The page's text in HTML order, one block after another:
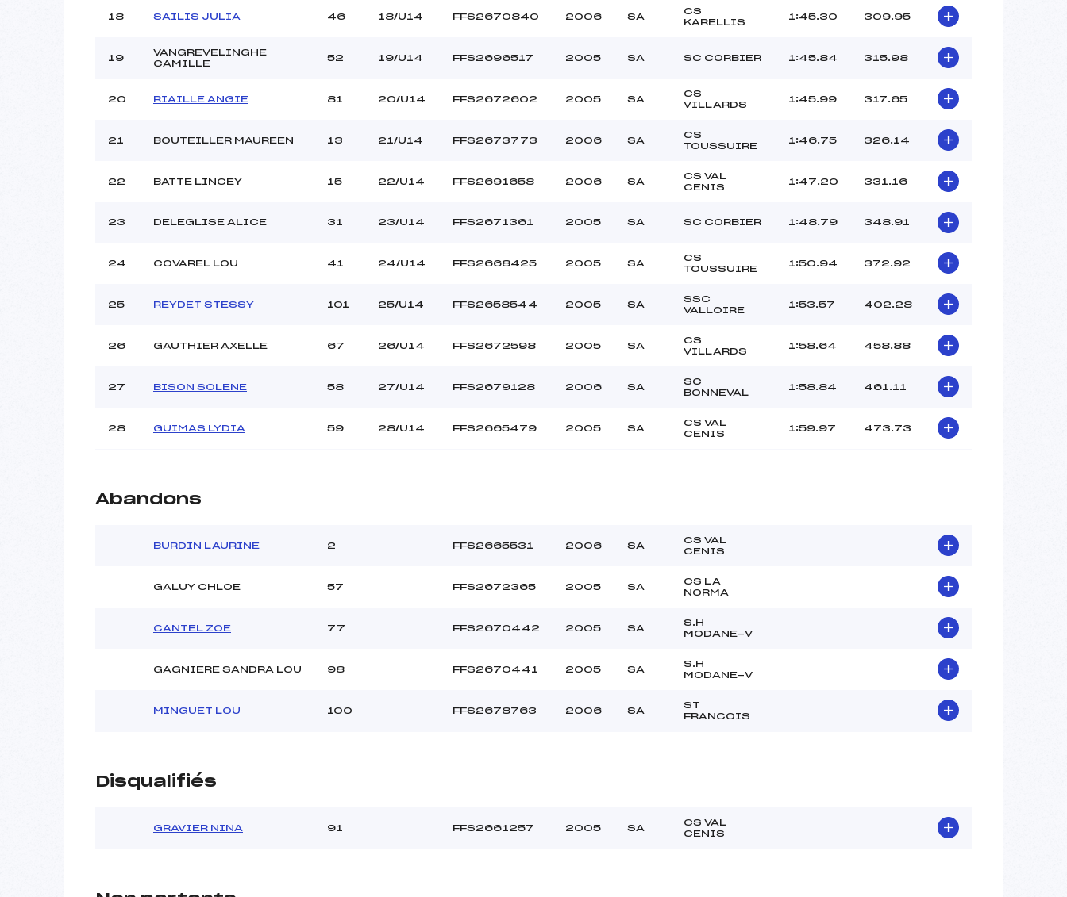
18 SAILIS JULIA 46 18/U14 FFS2670840 2006 SA
CS
KARELLIS
1:45.30 309.95
19
VANGREVELINGHE
CAMILLE
52 19/U14 FFS2696517 2005 SA SC CORBIER 1:45.84 315.98
20 RIAILLE ANGIE 81 20/U14 FFS2672602 2005 SA
CS
VILLARDS
1:45.99 317.65
21 BOUTEILLER MAUREEN 13 21/U14 FFS2673773 2006 SA
CS
TOUSSUIRE
1:46.75 326.14
22 BATTE LINCEY 15 22/U14 FFS2691658 2006 SA
CS VAL
CENIS
1:47.20 331.16
23 DELEGLISE ALICE 31 23/U14 FFS2671361 2005 SA SC CORBIER 1:48.79 348.91
24 COVAREL LOU 41 24/U14 FFS2668425 2005 SA
CS
TOUSSUIRE
1:50.94 372.92
25 REYDET STESSY 101 25/U14 FFS2658544 2005 SA
SSC
VALLOIRE
1:53.57 402.28
26 GAUTHIER AXELLE 67 26/U14 FFS2672598 2005 SA
CS
VILLARDS
1:58.64 458.88
27 BISON SOLENE 58 27/U14 FFS2679128 2006 SA
SC
BONNEVAL
1:58.84 461.11
28 GUIMAS LYDIA 59 28/U14 FFS2665479 2005 SA
CS VAL
CENIS
1:59.97 473.73
Abandons
BURDIN LAURINE 2 FFS2665531 2006 SA
CS VAL
CENIS
GALUY CHLOE 57 FFS2672365 2005 SA
CS LA
NORMA
CANTEL ZOE 77 FFS2670442 2005 SA
S.H
MODANE-V
GAGNIERE SANDRA LOU 98 FFS2670441 2005 SA
S.H
MODANE-V
MINGUET LOU 100 FFS2678763 2006 SA
ST
FRANCOIS
Disqualifiés
GRAVIER NINA 91 FFS2661257 2005 SA
CS VAL
CENIS